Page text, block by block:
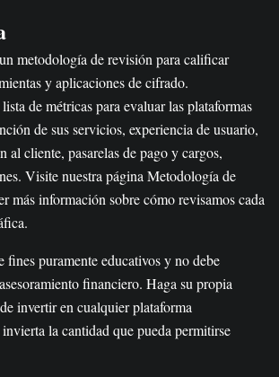
metodología de revisión para calificar
y aplicaciones de cifrado.
de métricas para evaluar las plataformas
de sus servicios, experiencia de usuario,
al cliente, pasarelas de pago y cargos,
Visite nuestra página Metodología de
más información sobre cómo revisamos cada
fines puramente educativos y no debe
financiero. Haga su propia
invertir en cualquier plataforma
la cantidad que pueda permitirse